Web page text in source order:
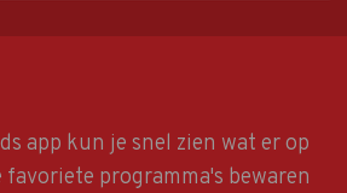
app kun je snel zien wat er op
programma's bewaren